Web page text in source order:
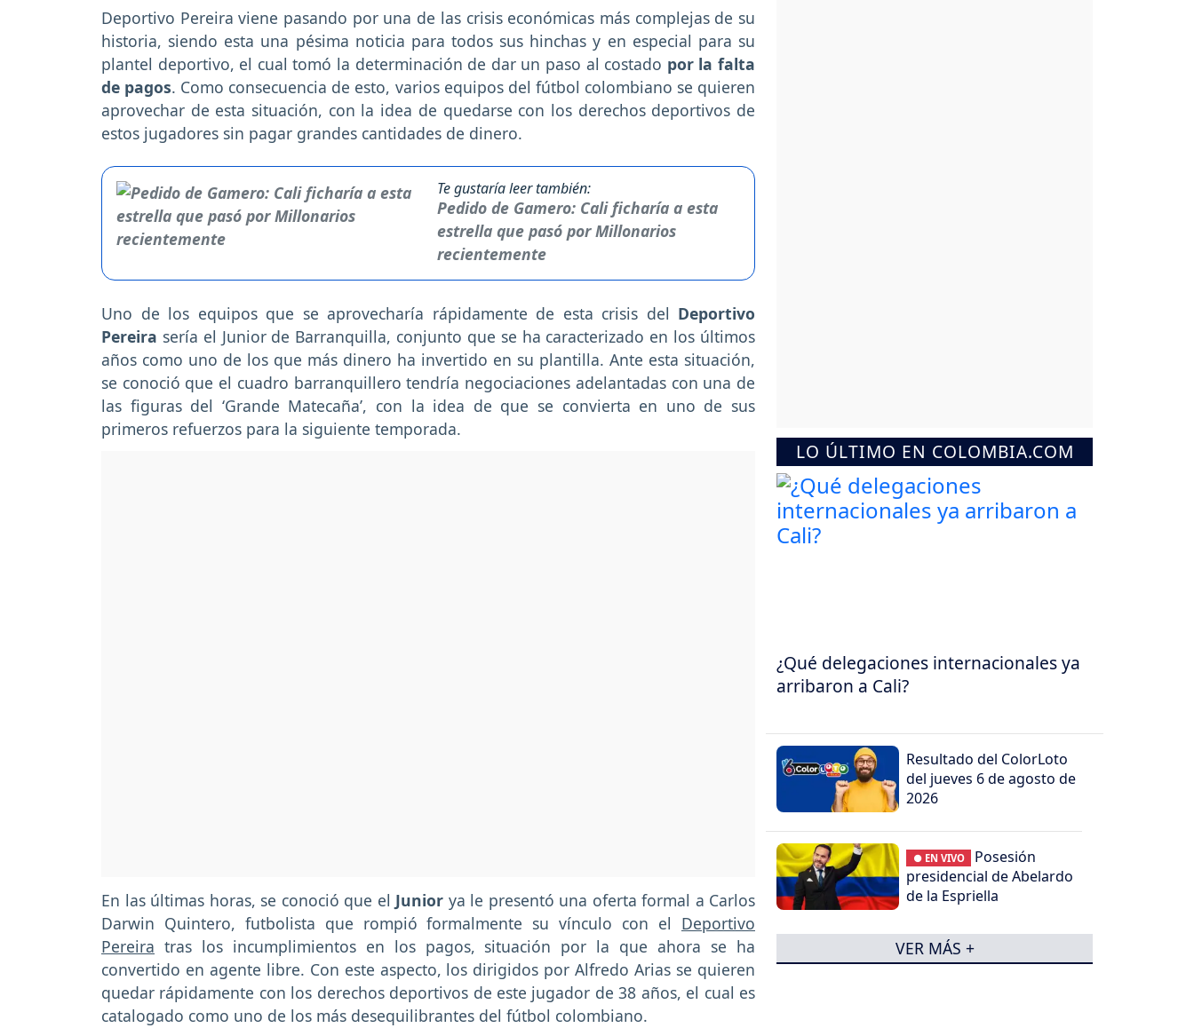
Deportivo Pereira viene pasando por una de las crisis económicas más complejas de su
historia, siendo esta una pésima noticia para todos sus hinchas y en especial para su
plantel deportivo, el cual tomó la determinación de dar un paso al costado por la falta
de pagos. Como consecuencia de esto, varios equipos del fútbol colombiano se quieren
aprovechar de esta situación, con la idea de quedarse con los derechos deportivos de
estos jugadores sin pagar grandes cantidades de dinero.
Te gustaría leer también:
Pedido de Gamero: Cali ficharía a esta
estrella que pasó por Millonarios
recientemente
Uno de los equipos que se aprovecharía rápidamente de esta crisis del Deportivo
Pereira sería el Junior de Barranquilla, conjunto que se ha caracterizado en los últimos
años como uno de los que más dinero ha invertido en su plantilla. Ante esta situación,
se conoció que el cuadro barranquillero tendría negociaciones adelantadas con una de
las figuras del ‘Grande Matecaña’, con la idea de que se convierta en uno de sus
primeros refuerzos para la siguiente temporada.
En las últimas horas, se conoció que el Junior ya le presentó una oferta formal a Carlos
Darwin Quintero, futbolista que rompió formalmente su vínculo con el Deportivo
Pereira tras los incumplimientos en los pagos, situación por la que ahora se ha
convertido en agente libre. Con este aspecto, los dirigidos por Alfredo Arias se quieren
quedar rápidamente con los derechos deportivos de este jugador de 38 años, el cual es
catalogado como uno de los más desequilibrantes del fútbol colombiano.
LO ÚLTIMO EN COLOMBIA.COM
¿Qué delegaciones internacionales ya
arribaron a Cali?
Resultado del ColorLoto
del jueves 6 de agosto de
2026
● EN VIVO
Posesión
presidencial de Abelardo
de la Espriella
VER MÁS +